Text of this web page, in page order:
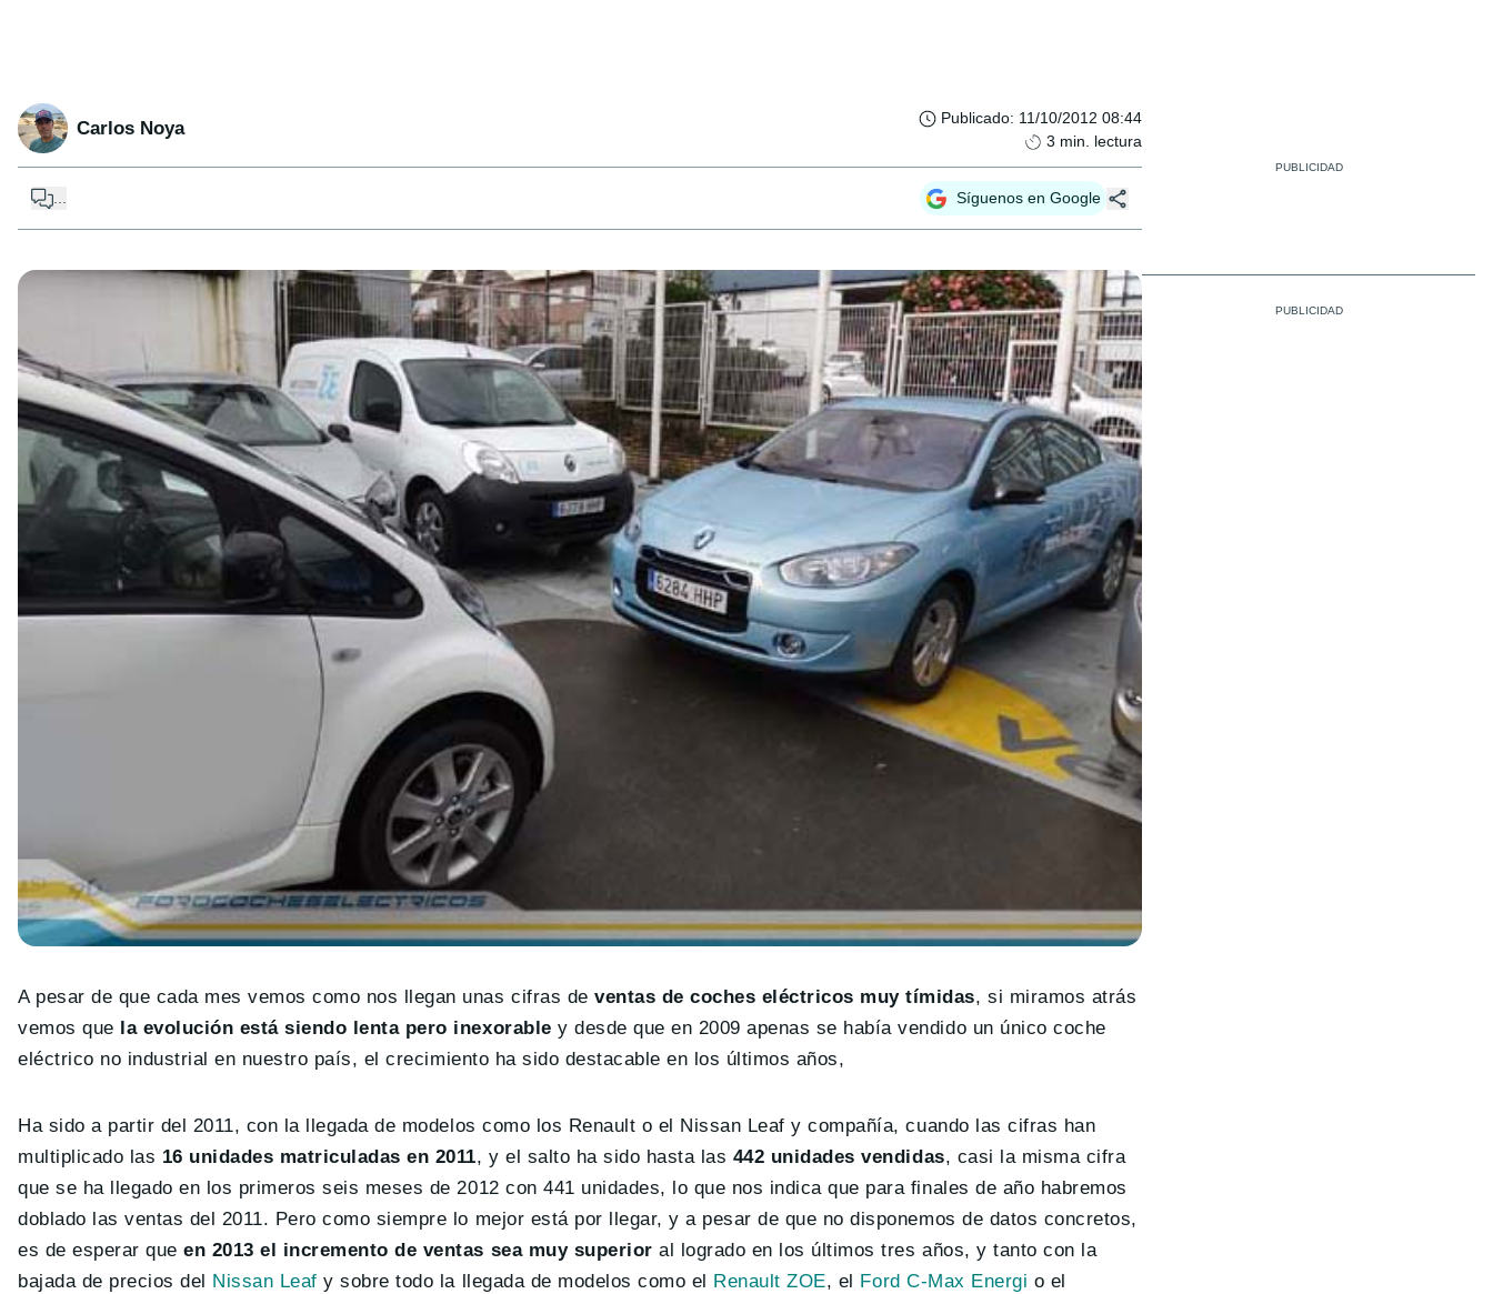
Carlos Noya Publicado: 11/10/2012 08:44
3 min. lectura
Síguenos en Google
A pesar de que cada mes vemos como nos llegan unas cifras de ventas de coches eléctricos muy tímidas, si miramos atrás
vemos que la evolución está siendo lenta pero inexorable y desde que en 2009 apenas se había vendido un único coche
eléctrico no industrial en nuestro país, el crecimiento ha sido destacable en los últimos años,
Ha sido a partir del 2011, con la llegada de modelos como los Renault o el Nissan Leaf y compañía, cuando las cifras han
multiplicado las 16 unidades matriculadas en 2011, y el salto ha sido hasta las 442 unidades vendidas, casi la misma cifra
que se ha llegado en los primeros seis meses de 2012 con 441 unidades, lo que nos indica que para finales de año habremos
doblado las ventas del 2011. Pero como siempre lo mejor está por llegar, y a pesar de que no disponemos de datos concretos,
es de esperar queen 2013 el incremento de ventas sea muy superior al logrado en los últimos tres años, y tanto con la
bajada de precios del Nissan Leaf y sobre todo la llegada de modelos como el Renault ZOE, el Ford C-Max Energi o el